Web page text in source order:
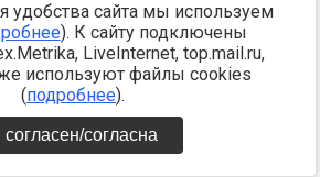
сайта мы используем
). К сайту подключены
LiveInternet, top.mail.ru,
используют файлы cookies
(подробнее).
согласна